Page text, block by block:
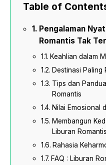
Table of
Pengalaman
Romantis Tak
Keahlian dalam
Destinasi Paling
Tips dan
Romantis
Nilai Emosional
Membangun
Liburan Romantis
Rahasia
FAQ : Liburan